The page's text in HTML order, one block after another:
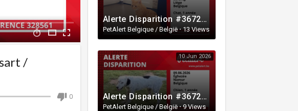
Alerte Disparition #367275 Seraing / Liège / Belgique
PetAlert Belgique / België·13 Views
10 Jun 2026
Alerte Disparition #367211 Éghezée / Namur / Belgique
PetAlert Belgique / België·9 Views
/
0